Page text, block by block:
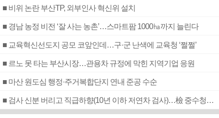
■ 비위 논란 부산TP, 외부인사 혁신위 설치
■ 경남 농정 비전 ‘잘 사는 농촌’…스마트팜 1000㏊까지 늘린다
■ 교육혁신선도지 공모 코앞인데…구·군 난색에 교육청 ‘쩔쩔’
■ 르노 못 타는 부산시장…관용차 규정에 막힌 지역기업 응원
■ 마산 원도심 행정·주거복합단지 연내 준공 수순
■ 검사 신분 버리고 직급하향(10년 이하 저연차 검사)…檢 중수청행 기피